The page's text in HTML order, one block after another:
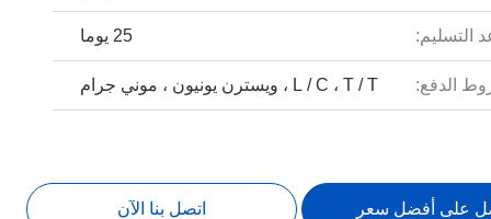
التسليم: 25 يوما
الدفع: L / C ، T / T ، ويسترن يونيون ، موني جرام
على أفضل سعر اتصل بنا الآن